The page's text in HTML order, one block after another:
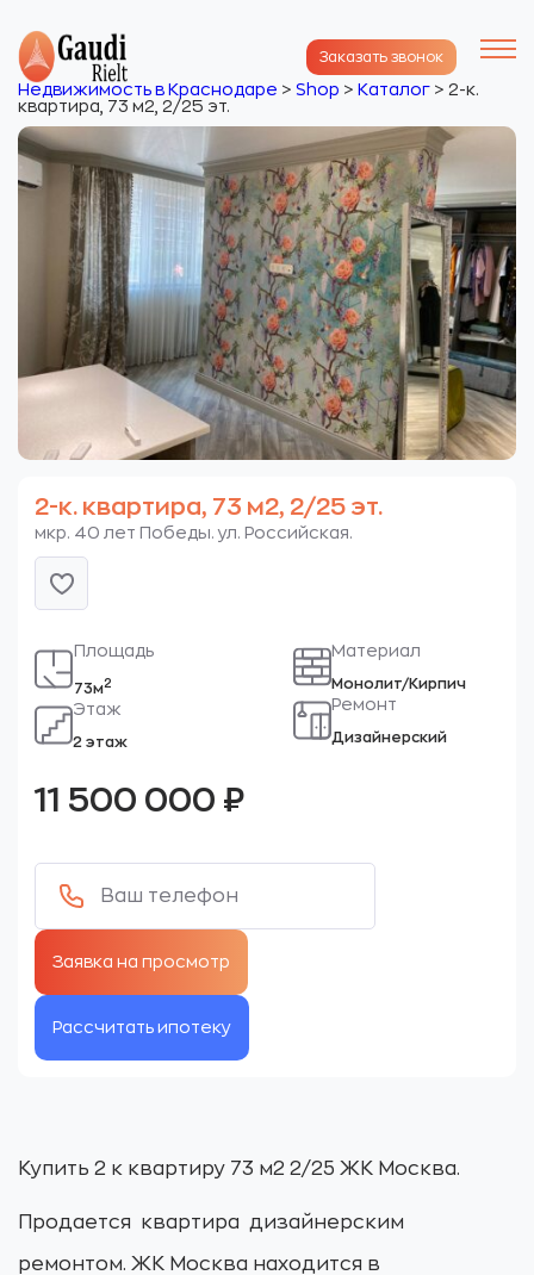
Заказать звонок
Недвижимость в Краснодаре > Shop > Каталог > 2-к.
квартира, 73 м2, 2/25 эт.
2-к. квартира, 73 м2, 2/25 эт.
мкр. 40 лет Победы. ул. Российская.
Площадь
73м2
Этаж
2 этаж
Материал
Монолит/Кирпич
Ремонт
Дизайнерский
11 500 000 ₽
Рассчитать ипотеку
Купить 2 к квартиру 73 м2 2/25 ЖК Москва.
Продаeтcя квартиpа дизaйнерcким
peмoнтом. ЖК Москва нaxодится в